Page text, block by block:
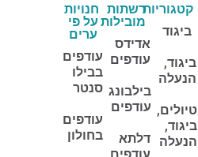
קטגוריות
ביגוד
ביגוד,
הנעלה
טיולים,
ביגוד,
הנעלה
רשתות
מובילות
אדידס
עודפים
בילבונג
עודפים
דלתא
עודפים
חנויות
על פי
ערים
עודפים
בבילו
סנטר
עודפים
בחולון